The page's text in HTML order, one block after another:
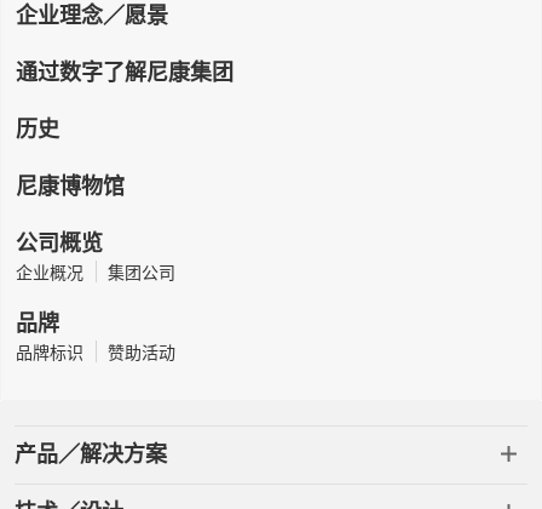
企业理念／愿景
通过数字了解尼康集团
历史
尼康博物馆
公司概览
企业概况 集团公司
品牌
品牌标识 赞助活动
产品／解决方案